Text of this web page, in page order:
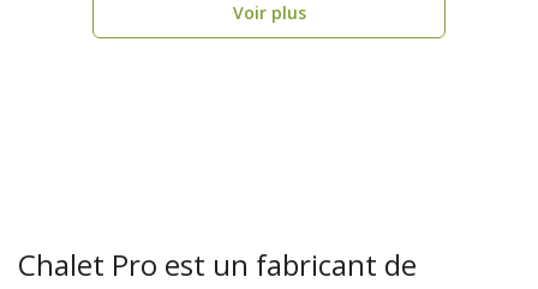
Voir plus
Chalet Pro est un fabricant de